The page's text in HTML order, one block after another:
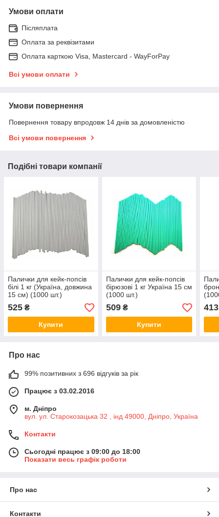
Умови оплати
Післяплата
Оплата за реквізитами
Оплата карткою Visa, Mastercard - WayForPay
Всі умови оплати
Умови повернення
Повернення товару впродовж 14 днів за домовленістю
Всі умови повернення
Подібні товари компанії
Палички для кейк-попсів
білі 1 кг (Україна, довжина
15 см) (1000 шт.)
525 ₴
Купити
Палички для кейк-попсів
бірюзові 1 кг Україна 15 см
(1000 шт.)
509₴
Купити
413
Про нас
99% позитивних з 696 відгуків за рік
Працює з 03.02.2016
м. Дніпро
вул. ул. Старокозацька 32 , інд 49000, Дніпро, Україна
Контакти
Сьогодні працює з 09:00 до 18:00
Показати весь графік роботи
Про нас
Контакти